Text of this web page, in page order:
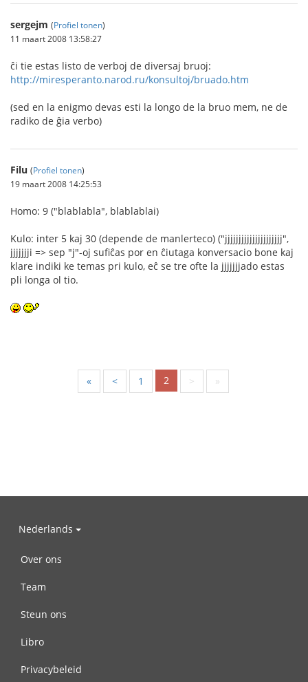
sergejm (Profiel tonen)
11 maart 2008 13:58:27
ĉi tie estas listo de verboj de diversaj bruoj:
http://miresperanto.narod.ru/konsultoj/bruado.htm
(sed en la enigmo devas esti la longo de la bruo mem, ne de
radiko de ĝia verbo)
Filu (Profiel tonen)
19 maart 2008 14:25:53
Homo: 9 ("blablabla", blablablai)
Kulo: inter 5 kaj 30 (depende de manlerteco) ("jjjjjjjjjjjjjjjjjjjjj",
jjjjjjji => sep "j"-oj sufiĉas por en ĉiutaga konversacio bone kaj
klare indiki ke temas pri kulo, eĉ se tre ofte la jjjjjjjado estas
pli longa ol tio.
« < 1 2 > »
Nederlands
Over ons
Team
Steun ons
Libro
Privacybeleid